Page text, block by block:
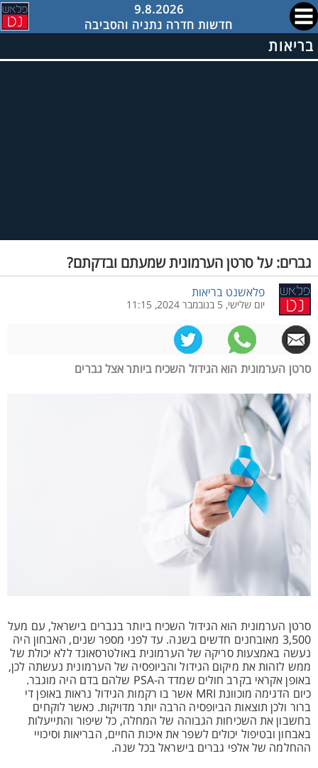
9.8.2026
חדשות חדרה נתניה והסביבה
בריאות
גברים: על סרטן הערמונית שמעתם ובדקתם?
פלאשנט בריאות
יום שלישי, 5 בנובמבר 2024, 11:15
סרטן הערמונית הוא הגידול השכיח ביותר אצל גברים
סרטן הערמונית הוא הגידול השכיח ביותר בגברים בישראל, עם מעל
3,500 מאובחנים חדשים בשנה. עד לפני מספר שנים, האבחון היה
נעשה באמצעות סריקה של הערמונית באולטרסאונד ללא יכולת של
ממש לזהות את מיקום הגידול והביופסיה של הערמונית נעשתה לכן,
באופן אקראי בקרב חולים שמדד ה-PSA שלהם בדם היה מוגבר.
כיום הדגימה מוכוונת MRI אשר בו רקמות הגידול נראות באופן די
ברור ולכן תוצאות הביופסיה הרבה יותר מדויקות. כאשר לוקחים
בחשבון את השכיחות הגבוהה של המחלה, כל שיפור והתייעלות
באבחון ובטיפול יכולים לשפר את איכות החיים, הבריאות וסיכויי
ההחלמה של אלפי גברים בישראל בכל שנה.